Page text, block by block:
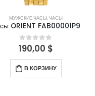
МУЖСКИЕ ЧАСЫ,ЧАСЫ
ORIENT FAB00001P9
0out of 5
190,00 $
В КОРЗИНУ